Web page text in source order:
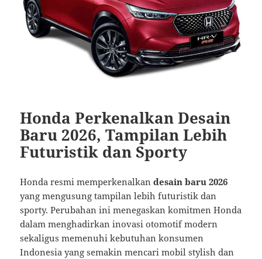
Honda Perkenalkan Desain
Baru 2026, Tampilan Lebih
Futuristik dan Sporty
Honda resmi memperkenalkandesain baru 2026
yang mengusung tampilan lebih futuristik dan
sporty. Perubahan ini menegaskan komitmen Honda
dalam menghadirkan inovasi otomotif modern
sekaligus memenuhi kebutuhan konsumen
Indonesia yang semakin mencari mobil stylish dan